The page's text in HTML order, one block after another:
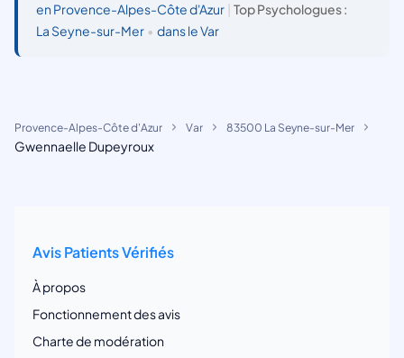
en Provence-Alpes-Côte d'Azur
Top Psychologues :
La Seyne-sur-Mer • dans le Var
Provence-Alpes-Côte d'Azur Var 83500 La Seyne-sur-Mer
Gwennaelle Dupeyroux
Avis Patients Vérifiés
À propos
Fonctionnement des avis
Charte de modération